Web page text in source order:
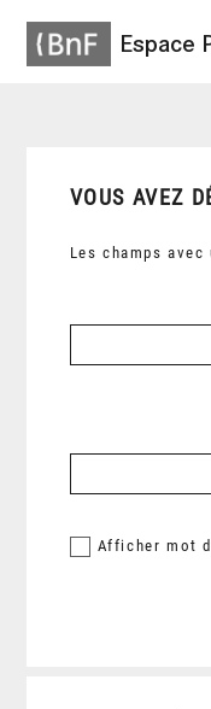
Espace
VOUS AVEZ
Les champs
Afficher mot